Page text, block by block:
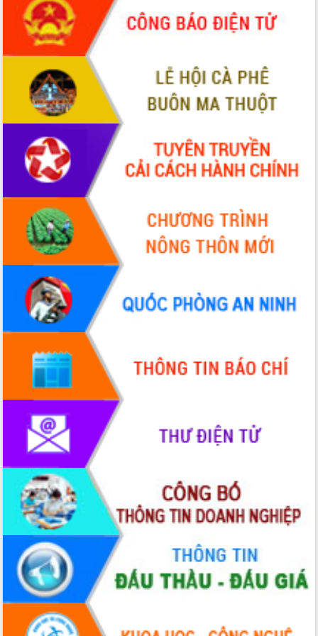
món ăn từ sầu riêng
Đắk Lắk công bố Quy hoạch và xúc
tiến đầu tư tỉnh
Ngành cá ngừ Đắk Lắk chủ động thích
ứng để giữ vững thị trường xuất khẩu
Diễn đàn Kinh tế tư nhân Việt Nam đột
phá cơ chế - Hợp tác công tư
Đề án 06 tạo bước ngoặt đột phá trong
cải cách hành chính tỉnh Đắk Lắk
Kết nối tour, đẩy mạnh chuyển đổi số
để phát triển du lịch Đắk Lắk
Khởi động Dự án Đầu tư xây dựng hạ
tầng kỹ thuật Cụm công nghiệp Tân
Gặp mặt các cơ quan báo chí nhân Kỷ
niệm 101 năm Ngày Báo chí Cách
mạng Việt Nam
Đắk Lắk sơ kết 4 năm triển khai thực
hiện Đề án 06 của Chính phủ
Họp báo thông tin về Hội nghị Công bố
Quy hoạch và Xúc tiến đầu tư tỉnh Đắk
Lắk
Khơi thông điểm nghẽn, đẩy nhanh
giải ngân vốn khắc phục thiên tai
HĐND tỉnh thông qua điều chỉnh Quy
hoạch tỉnh thời kỳ 2021-2030
Hội thảo góp ý hồ sơ điều chỉnh quy
hoạch tỉnh Đắk Lắk thời kỳ 2021-2030,
tầm nhìn đến năm 2050
Nâng cao hiệu quả hoạt động của các
doanh nghiệp nhà nước
Hội nghị triển khai kết nối mạng
truyền số liệu chuyên dùng phục vụ cơ
quan Đảng, Nhà nước
Lễ phát động chuỗi hoạt động chung
tay làm sạch môi trường
Xã Ea Kar bước chuyển mình trong
công tác cải cách hành chính mô hình
mới
UBND tỉnh họp báo định kỳ tháng 4
năm 2026